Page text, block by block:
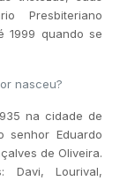
Presbiteriano
1999 quando se
nasceu?
na cidade de
senhor Eduardo
de Oliveira.
Davi, Lourival,